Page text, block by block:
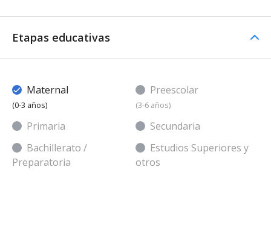
Etapas educativas
Maternal
(0-3 años)
Preescolar
(3-6 años)
Primaria
Secundaria
Bachillerato /
Preparatoria
Estudios Superiores y
otros